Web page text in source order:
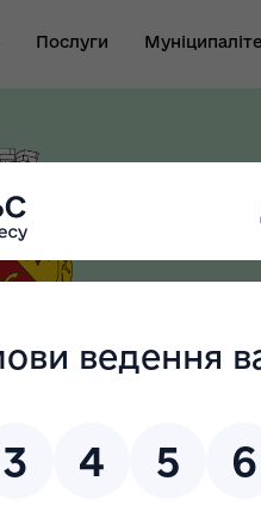
Послуги
Безбар"єрність